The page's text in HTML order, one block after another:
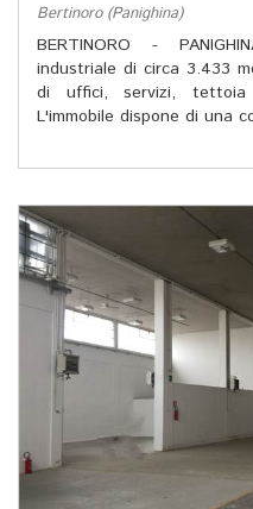
Bertinoro (Panighina)
BERTINORO -
industriale di circa 3.433
di uffici, servizi, tettoia
L'immobile dispone di una